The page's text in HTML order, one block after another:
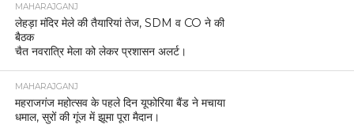
MAHARAJGANJ
लेहड़ा मंदिर मेले की तैयारियां तेज, SDM व CO ने की
बैठक
चैत नवरात्रि मेला को लेकर प्रशासन अलर्ट।
MAHARAJGANJ
महराजगंज महोत्सव के पहले दिन यूफोरिया बैंड ने मचाया
धमाल, सुरों की गूंज में झूमा पूरा मैदान।